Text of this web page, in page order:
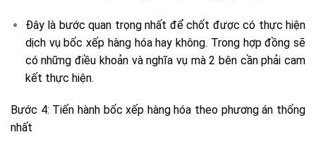
Đây là bước quan trọng nhất để chốt được có thực hiện
dịch vụ bốc xếp hàng hóa hay không. Trong hợp đồng sẽ
có những điều khoản và nghĩa vụ mà 2 bên cần phải cam
kết thực hiện.
Bước 4: Tiến hành bốc xếp hàng hóa theo phương án thống
nhất